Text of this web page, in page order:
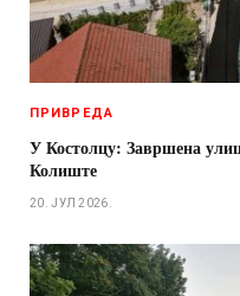
ПРИВРЕДА
У Костолцу: Завршена
Колиште
20. ЈУЛ 2026.